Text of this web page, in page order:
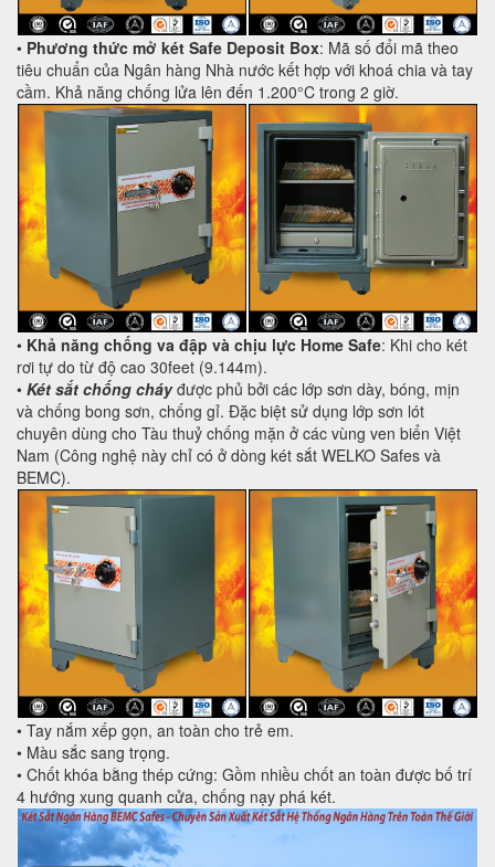
• Phương thức mở két Safe Deposit Box: Mã số đổi mã theo
tiêu chuẩn của Ngân hàng Nhà nước kết hợp với khoá chia và tay
cầm. Khả năng chống lửa lên đến 1.200°C trong 2 giờ.
• Khả năng chống va đập và chịu lực Home Safe: Khi cho két
rơi tự do từ độ cao 30feet (9.144m).
• Két sắt chống cháyđược phủ bởi các lớp sơn dày, bóng, mịn
và chống bong sơn, chống gỉ. Đặc biệt sử dụng lớp sơn lót
chuyên dùng cho Tàu thuỷ chống mặn ở các vùng ven biển Việt
Nam (Công nghệ này chỉ có ở dòng két sắt WELKO Safes và
BEMC).
• Tay nắm xếp gọn, an toàn cho trẻ em.
• Màu sắc sang trọng.
• Chốt khóa bằng thép cứng: Gồm nhiều chốt an toàn được bố trí
4 hướng xung quanh cửa, chống nạy phá két.